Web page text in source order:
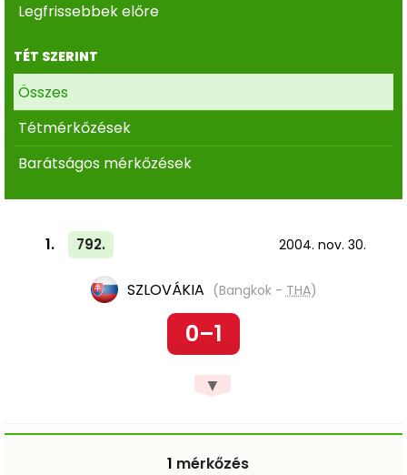
Legfrissebbek előre
TÉT SZERINT
Összes
Tétmérkőzések
Barátságos mérkőzések
1. 792. 2004. nov. 30.
SZLOVÁKIA (Bangkok - THA)
0–1
▼
1 mérkőzés